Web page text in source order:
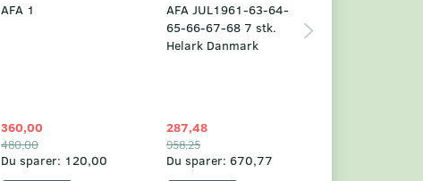
AFA 1
360,00
480,00
Du sparer: 120,00
AFA JUL1961-63-64-
65-66-67-68 7 stk.
Helark Danmark
287,48
958,25
Du sparer: 670,77